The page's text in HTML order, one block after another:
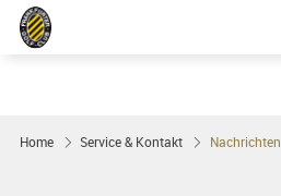
Home Service & Kontakt Nachrichten